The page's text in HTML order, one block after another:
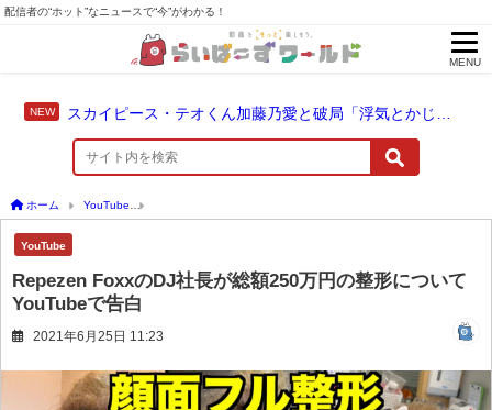
配信者の“ホット”なニュースで“今”がわかる！
MENU
ホーム YouTube
YouTube
Repezen FoxxのDJ社長が総額250万円の整形について
YouTubeで告白
2021年6月25日 11:23